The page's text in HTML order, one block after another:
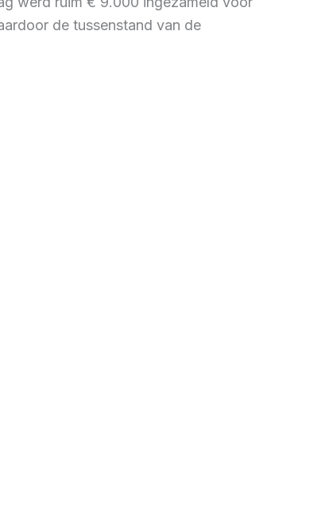
de tussenstand van de